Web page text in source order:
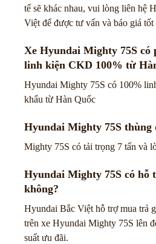
tế sẽ khác nhau, vui lòng liên hệ
Việt để được tư vấn và báo giá tốt
Xe Hyundai Mighty 75S có
linh kiện CKD 100% từ
Hyundai Mighty 75S có 100%
khẩu từ Hàn Quốc
Hyundai Mighty 75S thùng
Mighty 75S có tải trọng 7 tấn và
Hyundai Mighty 75S có hỗ
không?
Hyundai Bắc Việt hỗ trợ mua trả
trên xe Hyundai Mighty 75S lên
suất ưu đãi.